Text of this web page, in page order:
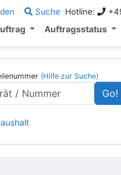
Suche Hotline:
Auftragsstatus
(Hilfe zur Suche)
Go!